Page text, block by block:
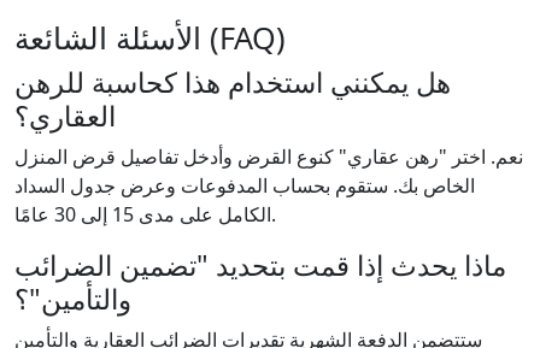
الأسئلة الشائعة (FAQ)
هل يمكنني استخدام هذا كحاسبة للرهن
العقاري؟
نعم. اختر "رهن عقاري" كنوع القرض وأدخل تفاصيل قرض المنزل
الخاص بك. ستقوم بحساب المدفوعات وعرض جدول السداد
الكامل على مدى 15 إلى 30 عامًا.
ماذا يحدث إذا قمت بتحديد "تضمين الضرائب
والتأمين"؟
ستتضمن الدفعة الشهرية تقديرات الضرائب العقارية والتأمين